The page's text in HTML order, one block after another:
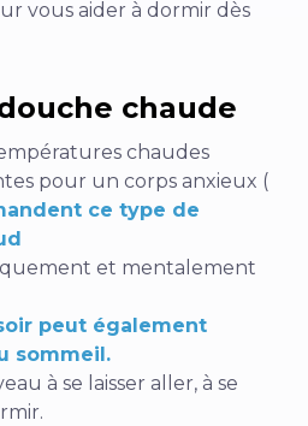
vous aider à dormir dès
chaude
chaudes
pour un corps anxieux (
ce type de
et mentalement
peut également
sommeil.
à se laisser aller, à se